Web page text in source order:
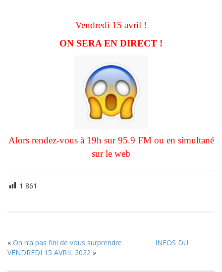
Vendredi 15 avril !
ON SERA EN DIRECT !
Alors rendez-vous à 19h sur 95.9 FM ou en simultané
sur le web
1 861
« On n’a pas fini de vous surprendre
INFOS DU
VENDREDI 15 AVRIL 2022 »